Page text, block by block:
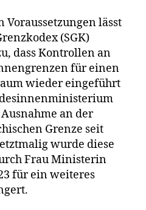
lässt
(SGK)
dass Kontrollen an
für einen
wieder eingeführt
an der
Grenze seit
wurde diese
Frau Ministerin
für ein weiteres